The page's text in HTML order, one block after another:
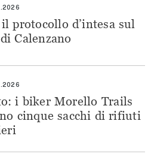
protocollo d’intesa sul
Calenzano
i biker Morello Trails
cinque sacchi di rifiuti